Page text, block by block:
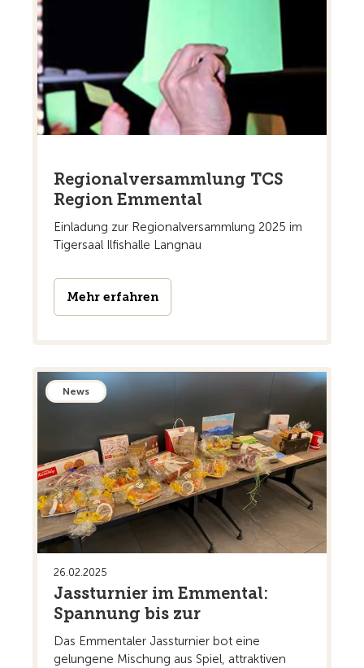
Regionalversammlung TCS
Region Emmental
Einladung zur Regionalversammlung 2025 im
Tigersaal Ilfishalle Langnau
Mehr erfahren
News
26.02.2025
Jassturnier im Emmental:
Spannung bis zur
Das Emmentaler Jassturnier bot eine
gelungene Mischung aus Spiel, attraktiven